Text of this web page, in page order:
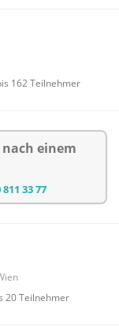
162 Teilnehmer
einem
811 33 77
20 Teilnehmer